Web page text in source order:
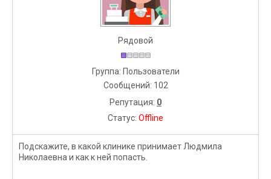
Рядовой
Группа: Пользователи
Сообщений: 102
Репутация: 0
Статус: Offline
Подскажите, в какой клинике принимает Людмила
Николаевна и как к ней попасть.